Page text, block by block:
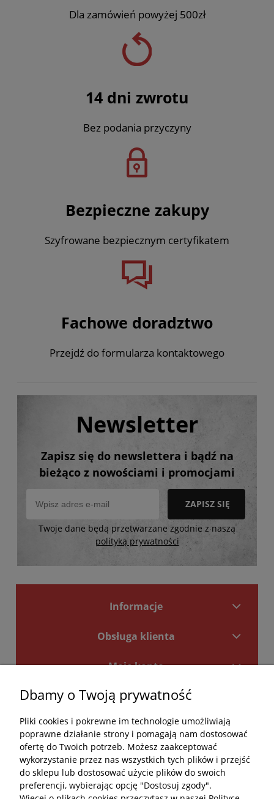
Dla zamówień powyżej 500zł
14 dni zwrotu
Bez podania przyczyny
Bezpieczne zakupy
Szyfrowane bezpiecznym certyfikatem
Fachowe doradztwo
Przejdź do formularza kontaktowego
Newsletter
Zapisz się do newslettera i bądź na
bieżąco z nowościami i promocjami
ZAPISZ SIĘ
Twoje dane będą przetwarzane zgodnie z naszą
polityką prywatności
Informacje
Obsługa klienta
Moje konto
Płatności i dostawa
Kontakt
Kontakt
undefined
Dbamy o Twoją prywatność
Pliki cookies i pokrewne im technologie umożliwiają
poprawne działanie strony i pomagają nam dostosować
ofertę do Twoich potrzeb. Możesz zaakceptować
wykorzystanie przez nas wszystkich tych plików i przejść
do sklepu lub dostosować użycie plików do swoich
preferencji, wybierając opcję "Dostosuj zgody".